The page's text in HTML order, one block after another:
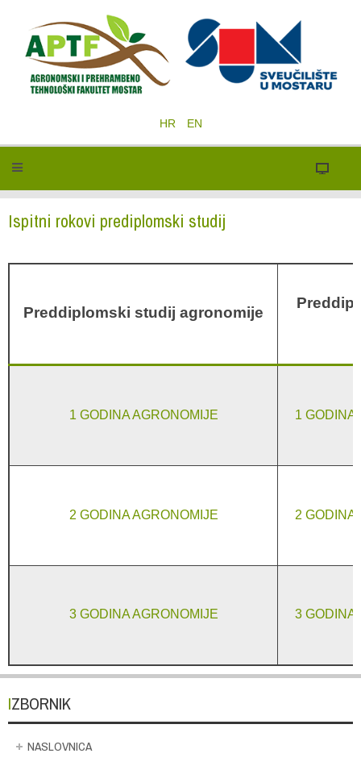
HR EN
Ispitni rokovi prediplomski studij
Preddiplomski studij agronomije
1 GODINA AGRONOMIJE 1 GODINA
2 GODINA AGRONOMIJE 2 GODINA
3 GODINA AGRONOMIJE 3 GODINA
IZBORNIK
NASLOVNICA